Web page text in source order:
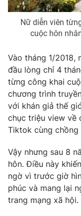
Liên hệ tòa soạn
THỜI BÁO VTV
Theo dõi báo trên
Cơ quan báo chí:
Giấy phép hoạt động
cấp ngày 29/12/2023
Tổng Biên tập:Vũ
Phó Tổng Biên tập:
Nữ diễn viên
cuộc hôn
Vào tháng 1/2018,
đầu lòng chỉ 4
từng công khai
chương trình
với khán giả thế
chục triệu view về
Tiktok cùng chồng
Vậy nhưng sau 8
hôn. Điều này
ngờ vì trước giờ
phúc và mang lại
trang mạng xã hội.